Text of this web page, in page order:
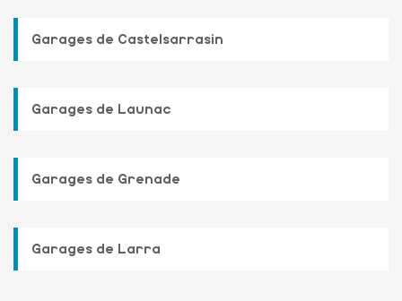
Garages de Castelsarrasin
Garages de Launac
Garages de Grenade
Garages de Larra